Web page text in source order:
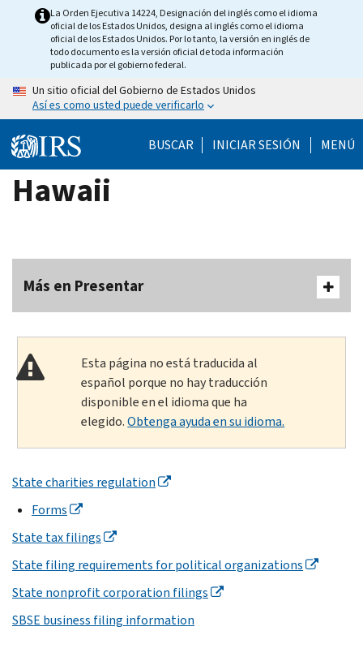
La Orden Ejecutiva 14224, Designación del inglés como el idioma
oficial de los Estados Unidos, designa al inglés como el idioma
oficial de los Estados Unidos. Por lo tanto, la versión en inglés de
todo documento es la versión oficial de toda información
publicada por el gobierno federal.
Un sitio oficial del Gobierno de Estados Unidos
Así es como usted puede verificarlo
BUSCAR INICIAR SESIÓN MENÚ
Hawaii
Más en Presentar
Esta página no está traducida al
español porque no hay traducción
disponible en el idioma que ha
elegido.Obtenga ayuda en su idioma.
State charities regulation
Forms
State tax filings
State filing requirements for political organizations
State nonprofit corporation filings
SBSE business filing information